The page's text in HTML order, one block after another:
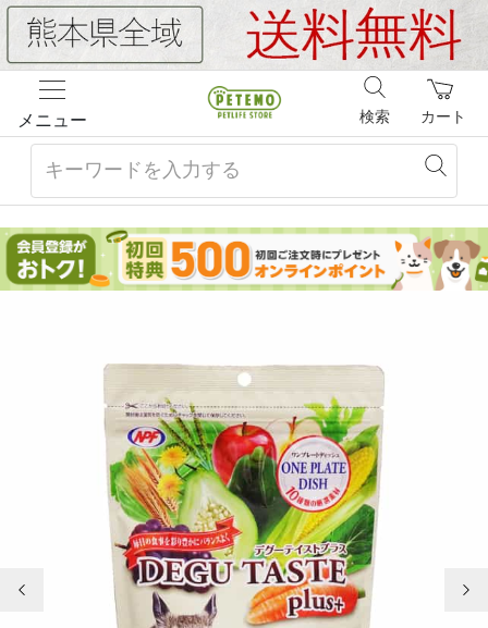
メニュー カート
検索